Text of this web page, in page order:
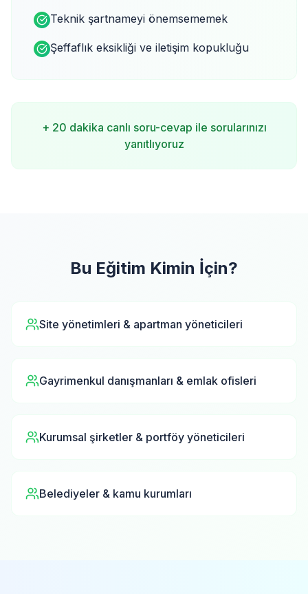
Teknik şartnameyi önemsememek
Şeffaflık eksikliği ve iletişim kopukluğu
+ 20 dakika canlı soru-cevap ile sorularınızı
yanıtlıyoruz
Bu Eğitim Kimin İçin?
Site yönetimleri & apartman yöneticileri
Gayrimenkul danışmanları & emlak ofisleri
Kurumsal şirketler & portföy yöneticileri
Belediyeler & kamu kurumları